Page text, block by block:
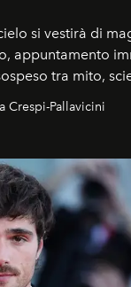
si vestirà di
, appuntamento
tra mito,
gli occhi si
passaggio delle
più segreti
Crespi-Pallavicini